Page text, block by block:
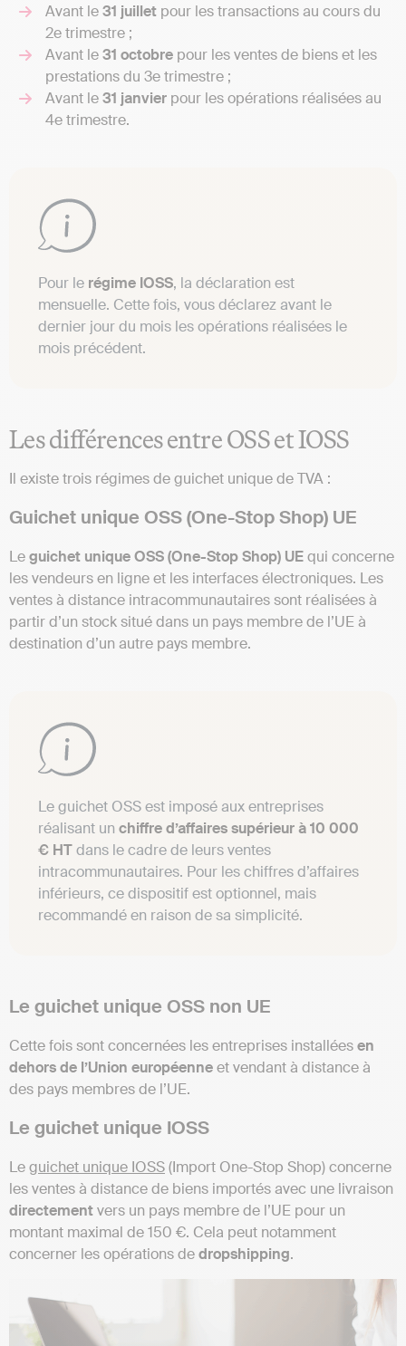
Avant le31 juillet pour les transactions au cours du
2e trimestre ;
Avant le31 octobre pour les ventes de biens et les
prestations du 3e trimestre ;
Avant le31 janvier pour les opérations réalisées au
4e trimestre.
Pour le régime IOSS, la déclaration est
mensuelle. Cette fois, vous déclarez avant le
dernier jour du mois les opérations réalisées le
mois précédent.
Les différences entre OSS et IOSS
Il existe trois régimes de guichet unique de TVA :
Guichet unique OSS (One-Stop Shop) UE
Leguichet unique OSS (One-Stop Shop) UEqui concerne
les vendeurs en ligne et les interfaces électroniques. Les
ventes à distance intracommunautaires sont réalisées à
partir d’un stock situé dans un pays membre de l’UE à
destination d’un autre pays membre.
Le guichet OSS est imposé aux entreprises
réalisant un chiffre d’affaires supérieur à 10 000
€ HTdans le cadre de leurs ventes
intracommunautaires. Pour les chiffres d’affaires
inférieurs, ce dispositif est optionnel, mais
recommandé en raison de sa simplicité.
Le guichet unique OSS non UE
Cette fois sont concernées les entreprises installéesen
dehors de l’Union européenneet vendant à distance à
des pays membres de l’UE.
Le guichet unique IOSS
Leguichet unique IOSS(Import One-Stop Shop) concerne
les ventes à distance de biens importés avec une livraison
directementvers un pays membre de l’UE pour un
montant maximal de 150 €. Cela peut notamment
concerner les opérations dedropshipping.